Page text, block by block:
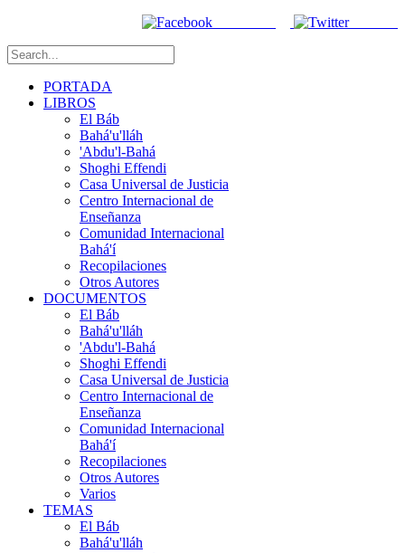
PORTADA
LIBROS
El Báb
Bahá'u'lláh
'Abdu'l-Bahá
Shoghi Effendi
Casa Universal de Justicia
Centro Internacional de
Enseñanza
Comunidad Internacional
Bahá'í
Recopilaciones
Otros Autores
DOCUMENTOS
El Báb
Bahá'u'lláh
'Abdu'l-Bahá
Shoghi Effendi
Casa Universal de Justicia
Centro Internacional de
Enseñanza
Comunidad Internacional
Bahá'í
Recopilaciones
Otros Autores
Varios
TEMAS
El Báb
Bahá'u'lláh